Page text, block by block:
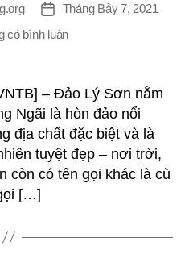
Ngày
đăng
Tháng Bảy 7, 2021
có bình luậnở
Teambuilding
Việt
Nam
đến
đảo
lý
– Đảo Lý Sơn nằm
Ngãi là hòn đảo nổi
địa chất đặc biệt và là
tuyệt đẹp – nơi trời,
còn có tên gọi khác là cù
[…]